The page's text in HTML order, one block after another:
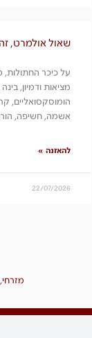
שאול אולמרט,
על כיכר החתולות,
מציאות ודמיון,
הומוסקסואליים,
אשמה, חשיפה,
להאזנה »
22/07/2026